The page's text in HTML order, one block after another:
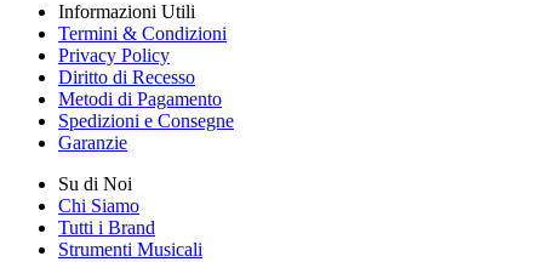
Informazioni Utili
Termini & Condizioni
Privacy Policy
Diritto di Recesso
Metodi di Pagamento
Spedizioni e Consegne
Garanzie
Su di Noi
Chi Siamo
Tutti i Brand
Strumenti Musicali